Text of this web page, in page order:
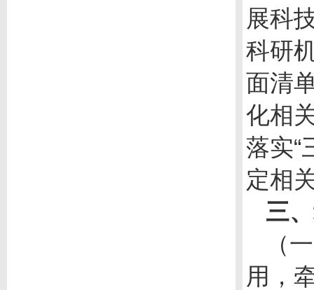
展科
科研
面清
化相
落实“
定相
三
（
用，